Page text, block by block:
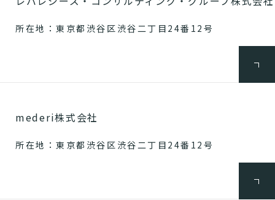
所在地：東京都渋谷区渋谷二丁目24番12号
mederi株式会社
所在地：東京都渋谷区渋谷二丁目24番12号